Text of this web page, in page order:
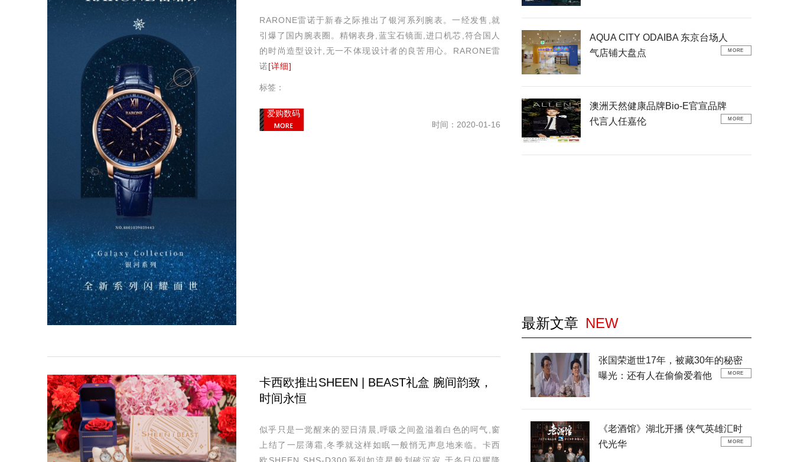
RARONE雷诺于新春之际推出了银河系列腕表。一经发售,就
引爆了国内腕表圈。精钢表身,蓝宝石镜面,进口机芯,符合国人
的时尚造型设计,无一不体现设计者的良苦用心。RARONE雷
诺[详细]
标签：
爱购数码
时间：2020-01-16
卡西欧推出SHEEN | BEAST礼盒 腕间韵致，
时间永恒
似乎只是一觉醒来的翌日清晨,呼吸之间盈溢着白色的呵气,窗
上结了一层薄霜,冬季就这样如眠一般悄无声息地来临。卡西
欧SHEEN SHS-D300系列如流星般划破沉寂,于冬日闪耀降
AQUA CITY ODAIBA 东京台场人
气店铺大盘点
MORE
澳洲天然健康品牌Bio-E官宣品牌
代言人任嘉伦
MORE
最新文章 NEW
张国荣逝世17年，被藏30年的秘密
曝光：还有人在偷偷爱着他
MORE
《老酒馆》湖北开播 侠气英雄汇时
代光华
MORE